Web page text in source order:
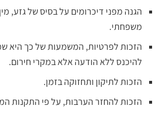
הגנה מפני דיכרומים על בסיס של גזע,
משפחתי.
הזכות לפרטיות, המשמעות של כך היא
להיכנס ללא הודעה אלא במקרי חירום.
הזכות לתיקון ותחזוקה בזמן.
הזכות להחזר הערבות, על פי התקנות